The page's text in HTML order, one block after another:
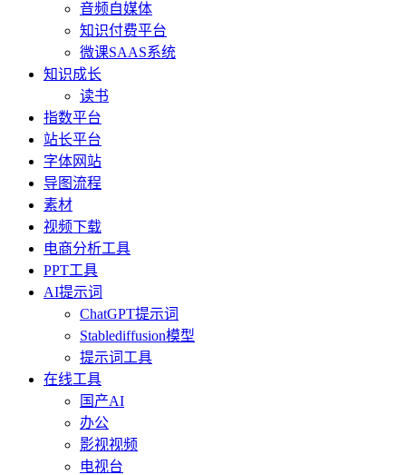
音频自媒体
知识付费平台
微课SAAS系统
知识成长
读书
指数平台
站长平台
字体网站
导图流程
素材
视频下载
电商分析工具
PPT工具
AI提示词
ChatGPT提示词
Stablediffusion模型
提示词工具
在线工具
国产AI
办公
影视视频
电视台